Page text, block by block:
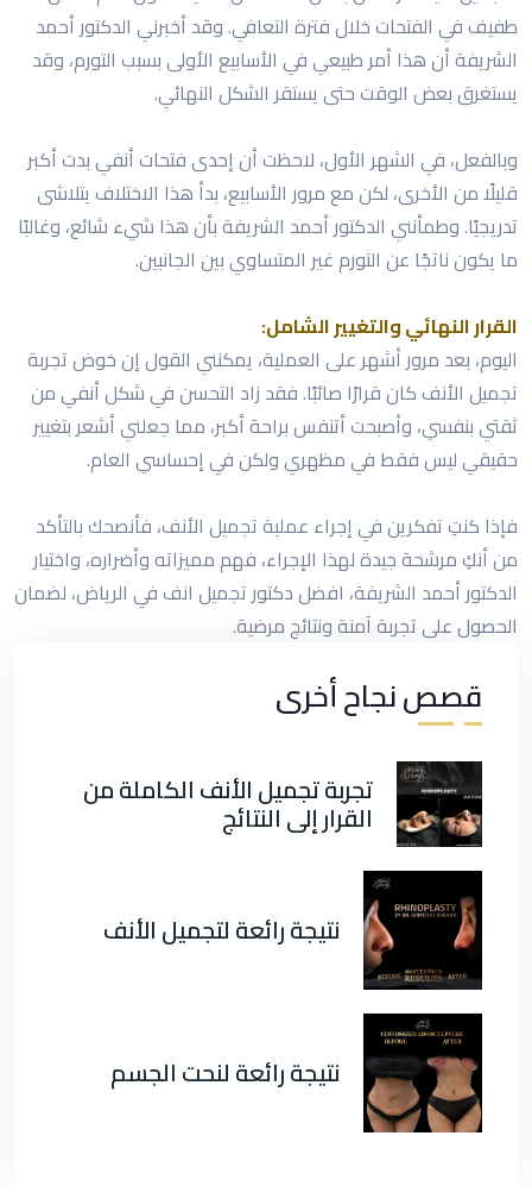
طفيف في الفتحات خلال فترة التعافي. وقد أخبرني الدكتور أحمد
الشريفة أن هذا أمر طبيعي في الأسابيع الأولى بسبب التورم، وقد
يستغرق بعض الوقت حتى يستقر الشكل النهائي.
وبالفعل، في الشهر الأول، لاحظت أن إحدى فتحات أنفي بدت أكبر
قليلًا من الأخرى، لكن مع مرور الأسابيع، بدأ هذا الاختلاف يتلاشى
تدريجيًا. وطمأنني الدكتور أحمد الشريفة بأن هذا شيء شائع، وغالبًا
ما يكون ناتجًا عن التورم غير المتساوي بين الجانبين.
القرار النهائي والتغيير الشامل:
اليوم، بعد مرور أشهر على العملية، يمكنني القول إن خوض تجربة
تجميل الأنف كان قرارًا صائبًا. فقد زاد التحسن في شكل أنفي من
ثقتي بنفسي، وأصبحت أتنفس براحة أكبر، مما جعلني أشعر بتغيير
حقيقي ليس فقط في مظهري ولكن في إحساسي العام.
فإذا كنتِ تفكرين في إجراء عملية تجميل الأنف، فأنصحك بالتأكد
من أنكِ مرشحة جيدة لهذا الإجراء، فهم مميزاته وأضراره، واختيار
الدكتور أحمد الشريفة، افضل دكتور تجميل انف في الرياض، لضمان
الحصول على تجربة آمنة ونتائج مرضية.
قصص نجاح أخرى
تجربة تجميل الأنف الكاملة من
القرار إلى النتائج
نتيجة رائعة لتجميل الأنف
نتيجة رائعة لنحت الجسم